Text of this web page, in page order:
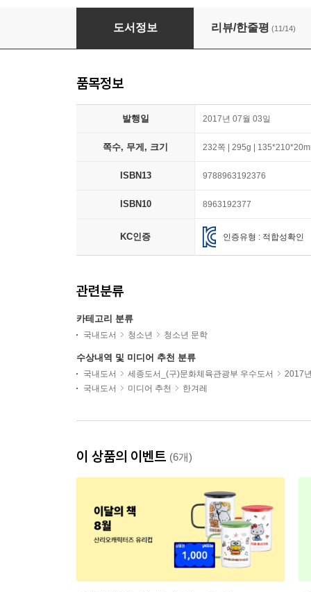
추락 3분 전
도서정보 리뷰/한줄평 (11/14)
품목정보
발행일 2017년 07월 03일
쪽수, 무게, 크기 232쪽 | 295g |
ISBN13 9788963192376
ISBN10 8963192377
KC인증 인증유형 : 적합성확인
관련분류
카테고리 분류
국내도서 청소년 청소년 문학
수상내역 및 미디어 추천 분류
국내도서 세종도서_(구)문화체육관광부 우수도서
2017
국내도서
미디어 추천 한겨레
이 상품의 이벤트 (6개)